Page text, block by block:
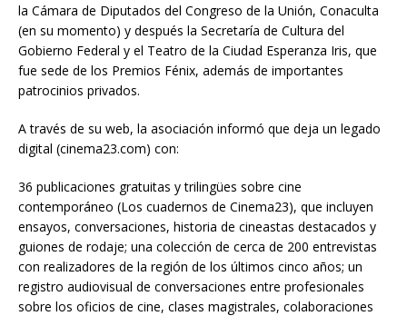
la Cámara de Diputados del Congreso de la Unión, Conaculta
(en su momento) y después la Secretaría de Cultura del
Gobierno Federal y el Teatro de la Ciudad Esperanza Iris, que
fue sede de los Premios Fénix, además de importantes
patrocinios privados.
A través de su web, la asociación informó que deja un legado
digital (cinema23.com) con:
36 publicaciones gratuitas y trilingües sobre cine
contemporáneo (Los cuadernos de Cinema23), que incluyen
ensayos, conversaciones, historia de cineastas destacados y
guiones de rodaje; una colección de cerca de 200 entrevistas
con realizadores de la región de los últimos cinco años; un
registro audiovisual de conversaciones entre profesionales
sobre los oficios de cine, clases magistrales, colaboraciones